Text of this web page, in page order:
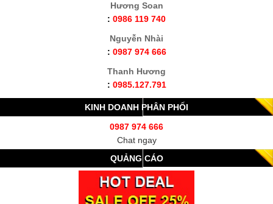
Hương Soan
: 0986 119 740
Nguyễn Nhài
: 0987 974 666
Thanh Hương
: 0985.127.791
KINH DOANH PHÂN PHỐI
0987 974 666
Chat ngay
QUẢNG CÁO